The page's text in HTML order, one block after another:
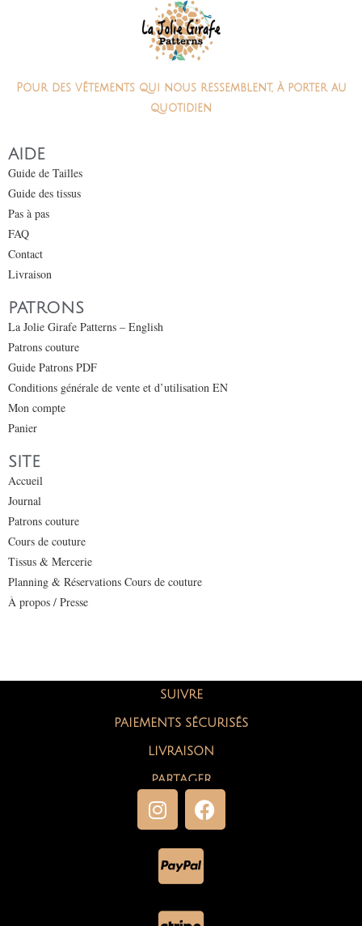
Pour des vêtements qui nous ressemblent, à porter au
quotidien
AIDE
Guide de Tailles
Guide des tissus
Pas à pas
FAQ
Contact
Livraison
PATRONS
La Jolie Girafe Patterns – English
Patrons couture
Guide Patrons PDF
Conditions générale de vente et d’utilisation EN
Mon compte
Panier
SITE
Accueil
Journal
Patrons couture
Cours de couture
Tissus & Mercerie
Planning & Réservations Cours de couture
À propos / Presse
SUIVRE
PAIEMENTS SÉCURISÉS
LIVRAISON
PARTAGER